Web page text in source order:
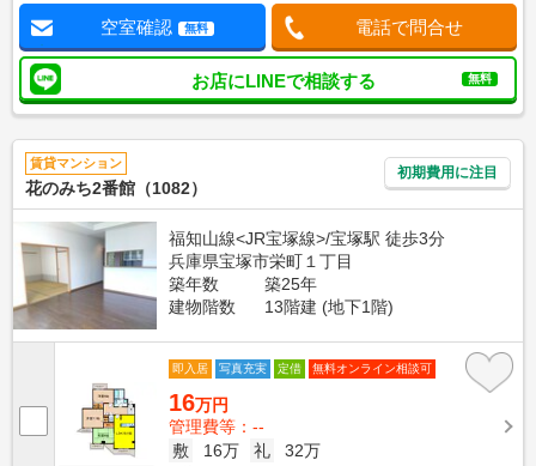
空室確認 無料 電話で問合せ
お店にLINEで相談する 無料
賃貸マンション
花のみち2番館（1082）
初期費用に注目
福知山線<JR宝塚線>/宝塚駅 徒歩3分
兵庫県宝塚市栄町１丁目
築年数
築25年
建物階数
13階建 (地下1階)
即入居 写真充実 定借 無料オンライン相談可
16万円
管理費等：--
敷
16万 礼
32万